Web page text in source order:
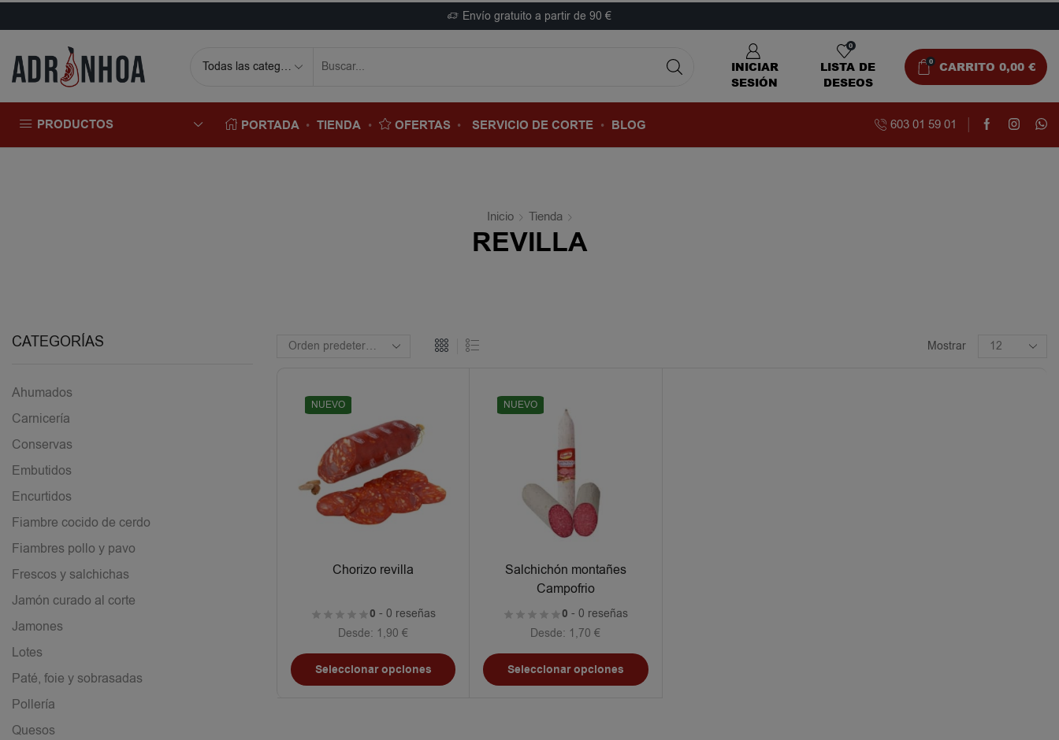
Envío gratuito a partir de 90 €
INICIAR
SESIÓN
0
LISTA DE
DESEOS
0 CARRITO 0,00 €
PRODUCTOS PORTADA TIENDA OFERTAS SERVICIO DE CORTE BLOG 603 01 59 01
Inicio Tienda
REVILLA
Mostrar
NUEVO
Chorizo revilla
0 - 0 reseñas
Desde: 1,90€
Seleccionar opciones
NUEVO
Salchichón montañes
Campofrio
0 - 0 reseñas
Desde: 1,70€
Seleccionar opciones
CATEGORÍAS
Ahumados
Carnicería
Conservas
Embutidos
Encurtidos
Fiambre cocido de cerdo
Fiambres pollo y pavo
Frescos y salchichas
Jamón curado al corte
Jamones
Lotes
Paté, foie y sobrasadas
Pollería
Quesos